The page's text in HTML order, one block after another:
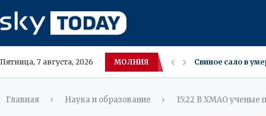
Пятница, 7 августа, 2026 МОЛНИЯ Свиное сало в
Эксперт: цены на
Женщины
Суд ХМАО
В Красноярске
Европа требует
В Краснодарском
Пассажиры Red
Главная Наука и образование 15:22 В ХМАО ученые